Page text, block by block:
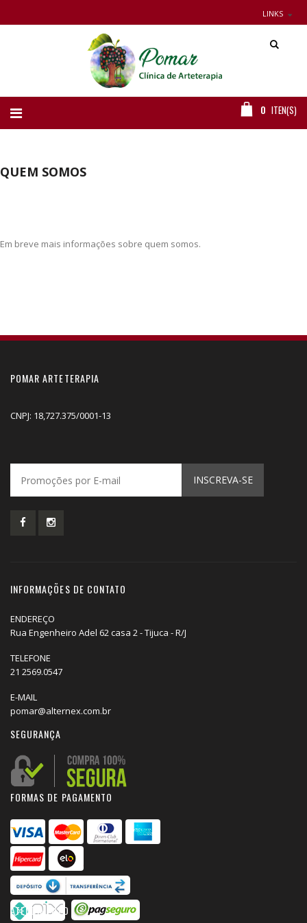
LINKS
0 ITEN(S)
QUEM SOMOS
Em breve mais informações sobre quem somos.
POMAR ARTETERAPIA
CNPJ: 18,727.375/0001-13
INSCREVA-SE
INFORMAÇÕES DE CONTATO
ENDEREÇO
Rua Engenheiro Adel 62 casa 2 - Tijuca - R/J
TELEFONE
21 2569.0547
E-MAIL
pomar@alternex.com.br
SEGURANÇA
FORMAS DE PAGAMENTO
ATENDIMENTO